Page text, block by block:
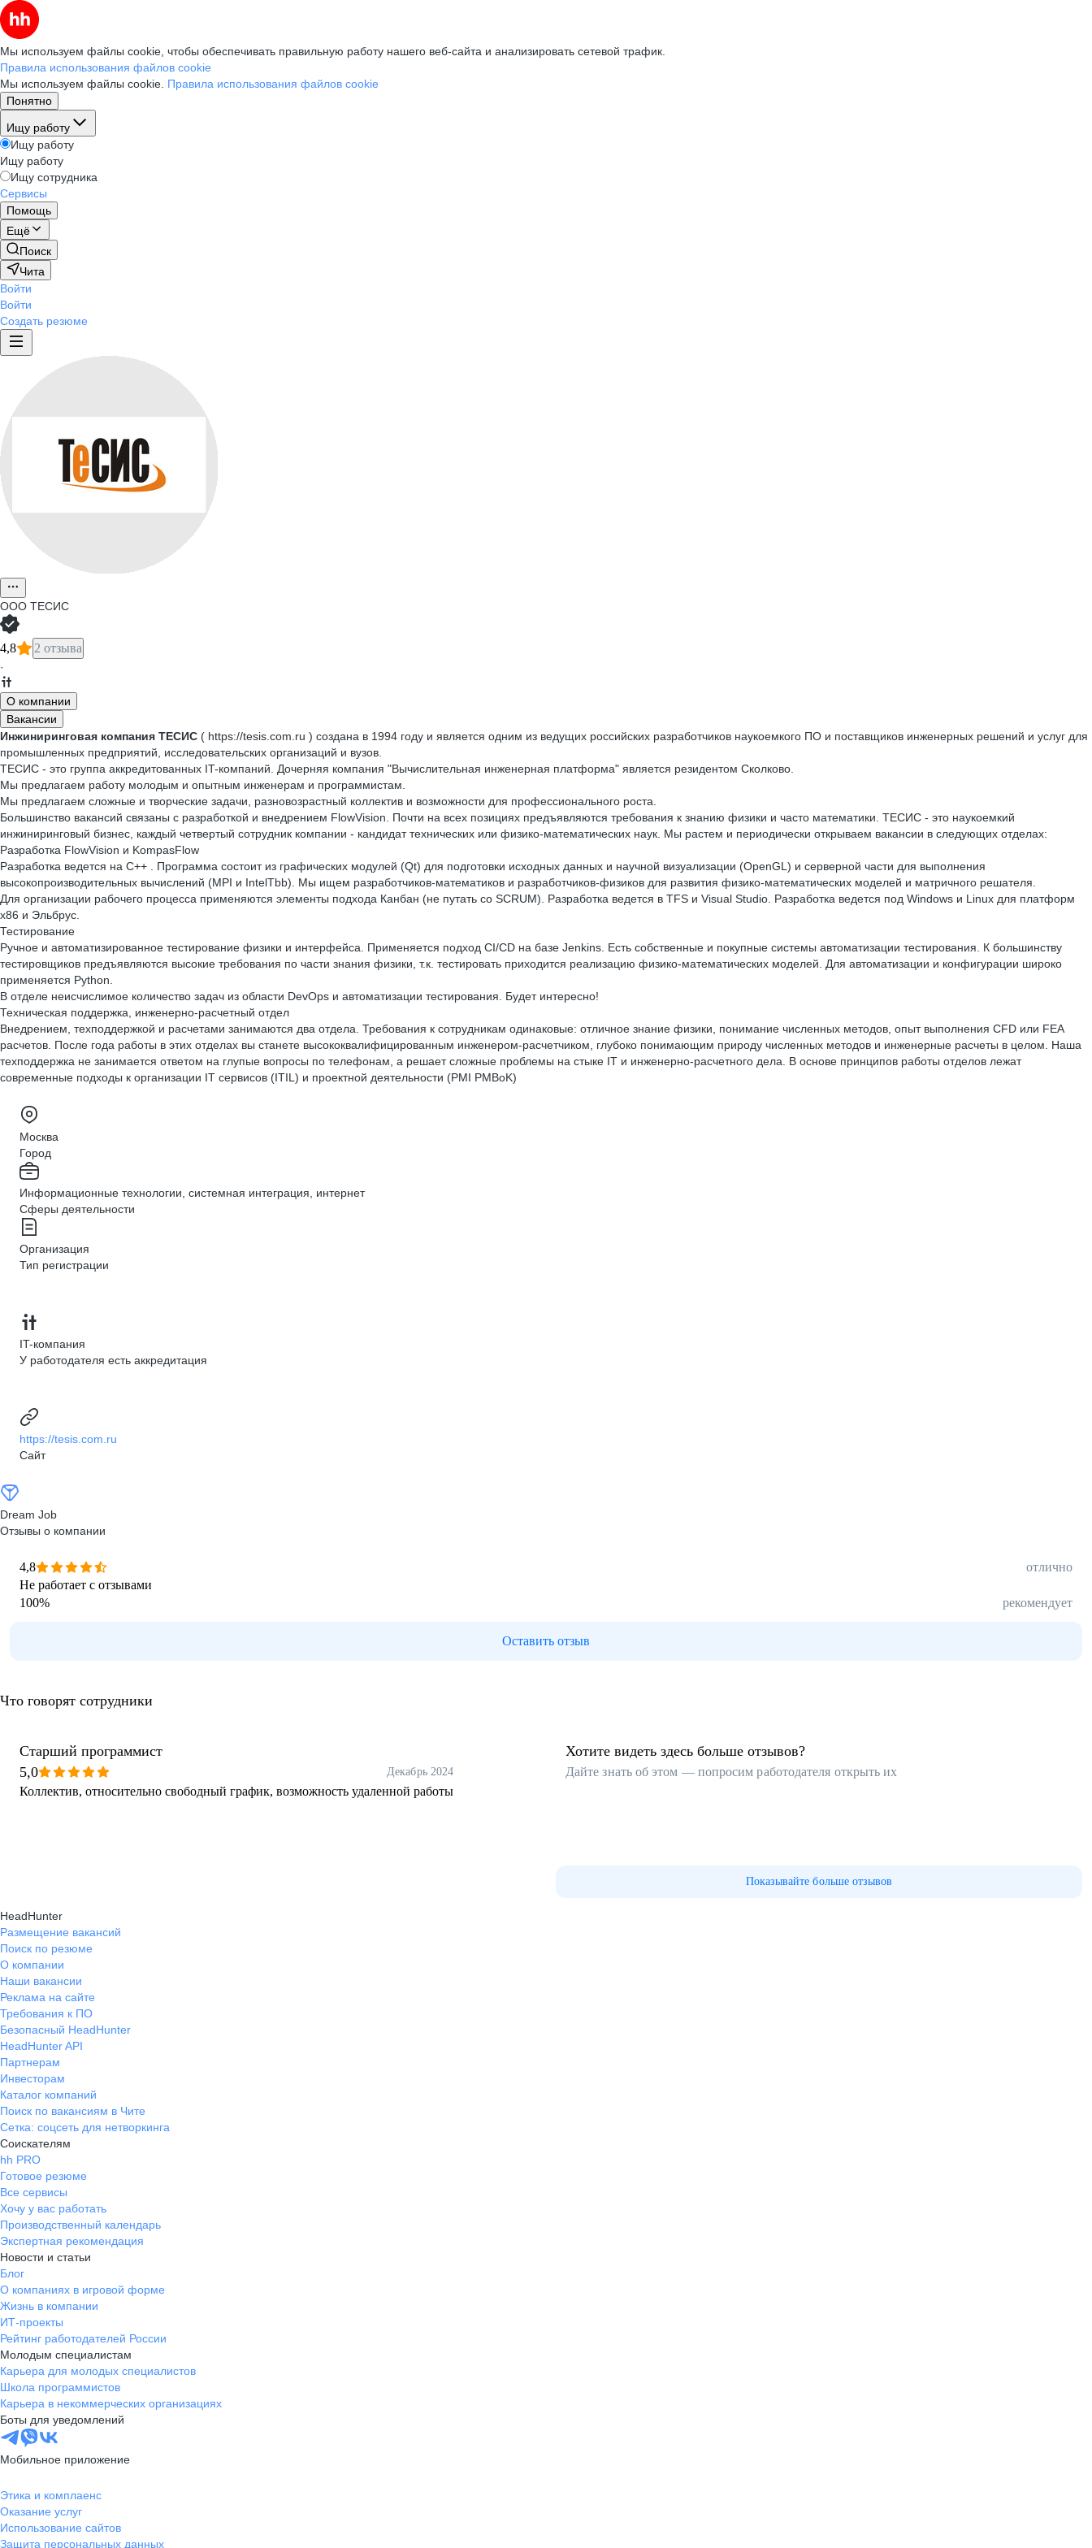
Мы используем файлы cookie, чтобы обеспечивать правильную работу нашего веб-сайта и анализировать сетевой трафик.
Правила использования файлов cookie
Мы используем файлы cookie. Правила использования файлов cookie
Понятно
Ищу работу
Ищу работу
Ищу работу
Ищу сотрудника
Сервисы
Помощь
Ещё
Поиск
Чита
Войти
Войти
Создать резюме
ООО ТЕСИС
4,8 2 отзыва
·
О компании
Вакансии
Инжиниринговая компания ТЕСИС ( https://tesis.com.ru ) создана в 1994 году и является одним из ведущих российских разработчиков наукоемкого ПО и поставщиков инженерных решений и услуг для
промышленных предприятий, исследовательских организаций и вузов.
ТЕСИС - это группа аккредитованных IT-компаний. Дочерняя компания "Вычислительная инженерная платформа" является резидентом Сколково.
Мы предлагаем работу молодым и опытным инженерам и программистам.
Мы предлагаем сложные и творческие задачи, разновозрастный коллектив и возможности для профессионального роста.
Большинство вакансий связаны с разработкой и внедрением FlowVision. Почти на всех позициях предъявляются требования к знанию физики и часто математики. ТЕСИС - это наукоемкий
инжиниринговый бизнес, каждый четвертый сотрудник компании - кандидат технических или физико-математических наук. Мы растем и периодически открываем вакансии в следующих отделах:
Разработка FlowVision и KompasFlow
Разработка ведется на C++ . Программа состоит из графических модулей (Qt) для подготовки исходных данных и научной визуализации (OpenGL) и серверной части для выполнения
высокопроизводительных вычислений (MPI и IntelTbb). Мы ищем разработчиков-математиков и разработчиков-физиков для развития физико-математических моделей и матричного решателя.
Для организации рабочего процесса применяются элементы подхода Канбан (не путать со SCRUM). Разработка ведется в TFS и Visual Studio. Разработка ведется под Windows и Linux для платформ
x86 и Эльбрус.
Тестирование
Ручное и автоматизированное тестирование физики и интерфейса. Применяется подход CI/CD на базе Jenkins. Есть собственные и покупные системы автоматизации тестирования. К большинству
тестировщиков предъявляются высокие требования по части знания физики, т.к. тестировать приходится реализацию физико-математических моделей. Для автоматизации и конфигурации широко
применяется Python.
В отделе неисчислимое количество задач из области DevOps и автоматизации тестирования. Будет интересно!
Техническая поддержка, инженерно-расчетный отдел
Внедрением, техподдержкой и расчетами занимаются два отдела. Требования к сотрудникам одинаковые: отличное знание физики, понимание численных методов, опыт выполнения CFD или FEA
расчетов. После года работы в этих отделах вы станете высококвалифицированным инженером-расчетчиком, глубоко понимающим природу численных методов и инженерные расчеты в целом. Наша
техподдержка не занимается ответом на глупые вопросы по телефонам, а решает сложные проблемы на стыке IT и инженерно-расчетного дела. В основе принципов работы отделов лежат
современные подходы к организации IT сервисов (ITIL) и проектной деятельности (PMI PMBoK)
Москва
Город
Информационные технологии, системная интеграция, интернет
Сферы деятельности
Организация
Тип регистрации
IT-компания
У работодателя есть аккредитация
https://tesis.com.ru
Сайт
Dream Job
Отзывы о компании
4,8
отлично
Не работает с отзывами
100% рекомендует
Оставить отзыв
Что говорят сотрудники
Старший программист
5,0
Декабрь 2024
Коллектив, относительно свободный график, возможность удаленной работы
Хотите видеть здесь больше отзывов?
Дайте знать об этом — попросим работодателя открыть их
Показывайте больше отзывов
HeadHunter
Размещение вакансий
Поиск по резюме
О компании
Наши вакансии
Реклама на сайте
Требования к ПО
Безопасный HeadHunter
HeadHunter API
Партнерам
Инвесторам
Каталог компаний
Поиск по вакансиям в Чите
Сетка: соцсеть для нетворкинга
Соискателям
hh PRO
Готовое резюме
Все сервисы
Хочу у вас работать
Производственный календарь
Экспертная рекомендация
Новости и статьи
Блог
О компаниях в игровой форме
Жизнь в компании
ИТ-проекты
Рейтинг работодателей России
Молодым специалистам
Карьера для молодых специалистов
Школа программистов
Карьера в некоммерческих организациях
Боты для уведомлений
Мобильное приложение
Этика и комплаенс
Оказание услуг
Использование сайтов
Защита персональных данных